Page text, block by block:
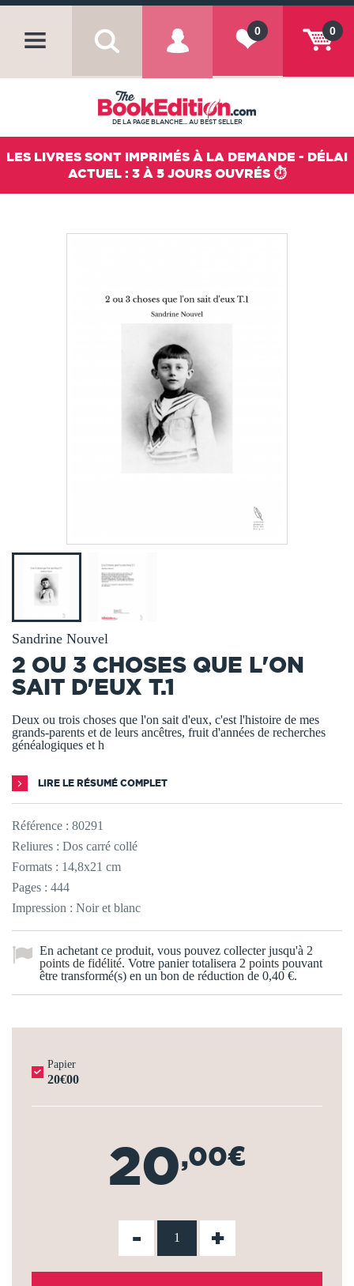
0
0
DE LA PAGE BLANCHE... AU BEST SELLER
LES LIVRES SONT IMPRIMÉS À LA DEMANDE - DÉLAI
ACTUEL : 3 À 5 JOURS OUVRÉS ⏱️
Sandrine Nouvel
2 OU 3 CHOSES QUE L'ON
SAIT D'EUX T.1
Deux ou trois choses que l'on sait d'eux, c'est l'histoire de mes
grands-parents et de leurs ancêtres, fruit d'années de recherches
généalogiques et h
LIRE LE RÉSUMÉ COMPLET
Référence : 80291
Reliures : Dos carré collé
Formats : 14,8x21 cm
Pages : 444
Impression : Noir et blanc
En achetant ce produit, vous pouvez collecter jusqu'à 2
points de fidélité. Votre panier totalisera 2 points pouvant
être transformé(s) en un bon de réduction de 0,40 €.
Papier
20€00
20,00€
- +